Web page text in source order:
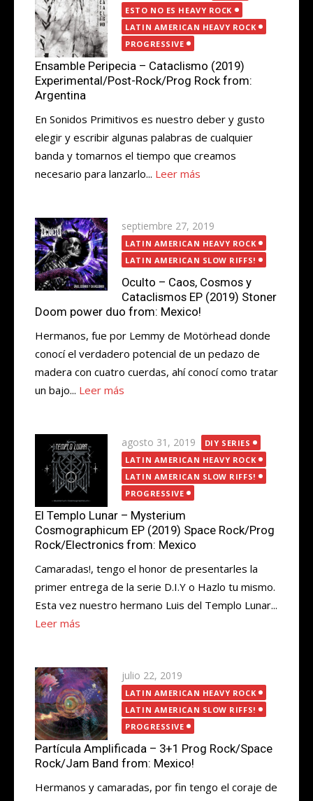
el
ESTO NO ES HEAVY ROCK
LATIN AMERICAN HEAVY ROCK
PROGRESSIVE
Ensamble Peripecia – Cataclismo (2019)
Experimental/Post-Rock/Prog Rock from:
Argentina
En Sonidos Primitivos es nuestro deber y gusto
elegir y escribir algunas palabras de cualquier
banda y tomarnos el tiempo que creamos
necesario para lanzarlo... Leer más
Publicada
el
septiembre 27, 2019
LATIN AMERICAN HEAVY ROCK
LATIN AMERICAN SLOW RIFFS!
Oculto – Caos, Cosmos y
Cataclismos EP (2019) Stoner
Doom power duo from: Mexico!
Hermanos, fue por Lemmy de Motörhead donde
conocí el verdadero potencial de un pedazo de
madera con cuatro cuerdas, ahí conocí como tratar
un bajo... Leer más
Publicada
el
agosto 31, 2019
DIY SERIES
LATIN AMERICAN HEAVY ROCK
LATIN AMERICAN SLOW RIFFS!
PROGRESSIVE
El Templo Lunar – Mysterium
Cosmographicum EP (2019) Space Rock/Prog
Rock/Electronics from: Mexico
Camaradas!, tengo el honor de presentarles la
primer entrega de la serie D.I.Y o Hazlo tu mismo.
Esta vez nuestro hermano Luis del Templo Lunar...
Leer más
Publicada
el
julio 22, 2019
LATIN AMERICAN HEAVY ROCK
LATIN AMERICAN SLOW RIFFS!
PROGRESSIVE
Partícula Amplificada – 3+1 Prog Rock/Space
Rock/Jam Band from: Mexico!
Hermanos y camaradas, por fin tengo el coraje de